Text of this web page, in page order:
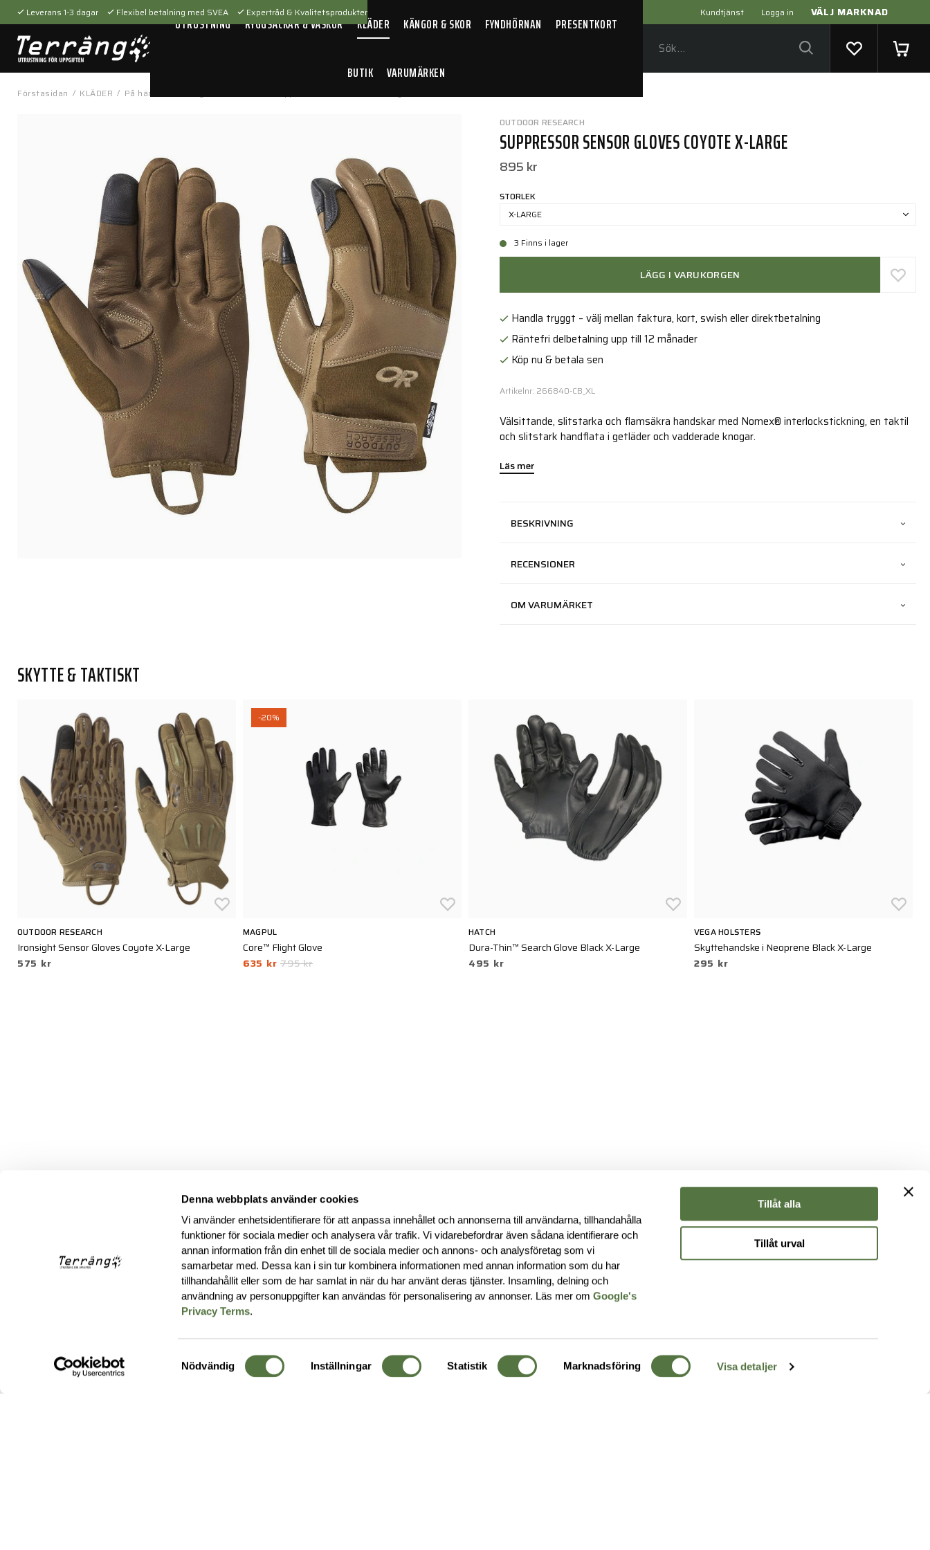
Denna webbplats använder cookies
Vi använder enhetsidentifierare för att anpassa innehållet och annonserna till användarna, tillhandahålla
funktioner för sociala medier och analysera vår trafik. Vi vidarebefordrar även sådana identifierare och
annan information från din enhet till de sociala medier och annons- och analysföretag som vi
samarbetar med. Dessa kan i sin tur kombinera informationen med annan information som du har
tillhandahållit eller som de har samlat in när du har använt deras tjänster. Insamling, delning och
användning av personuppgifter kan användas för personalisering av annonser. Läs mer omGoogle's
Privacy Terms.
Samtyckesval
Nödvändig Inställningar Statistik Marknadsföring Visa detaljer
Tillåt alla
Tillåt urval
Kundtjänst Logga in VÄLJ MARKNAD
Leverans 1-3 dagar Flexibel betalning med SVEA Expertråd & Kvalitetsprodukter
UTRUSTNING RYGGSÄCKAR & VÄSKOR KLÄDER KÄNGOR & SKOR FYNDHÖRNAN PRESENTKORT
BUTIK VARUMÄRKEN
Förstasidan / KLÄDER / På händerna
OUTDOOR RESEARCH
SUPPRESSOR SENSOR GLOVES COYOTE X-LARGE
895 kr
STORLEK
X-LARGE
3 Finns i lager
LÄGG I VARUKORGEN
Handla tryggt – välj mellan faktura, kort, swish eller direktbetalning
Räntefri delbetalning upp till 12 månader
Köp nu & betala sen
Artikelnr: 266840-CB_XL
Välsittande, slitstarka och flamsäkra handskar med Nomex® interlockstickning, en taktil
och slitstark handflata i getläder och vadderade knogar.
Läs mer
BESKRIVNING
RECENSIONER
OM VARUMÄRKET
SKYTTE & TAKTISKT
OUTDOOR RESEARCH
Ironsight Sensor Gloves Coyote X-Large
575 kr
-20%
MAGPUL
Core™ Flight Glove
635 kr 795 kr
HATCH
Dura-Thin™ Search Glove Black X-Large
495 kr
VEGA HOLSTERS
Skyttehandske i Neoprene Black X-Large
295 kr